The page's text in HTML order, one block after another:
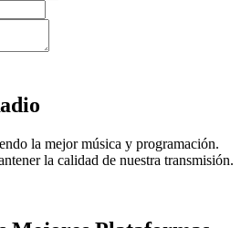
la mejor música y programación.
la calidad de nuestra transmisión.